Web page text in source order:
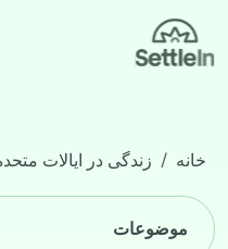
Skip to main content
خانه زندگی در ایالات
مصئونیت (امنیت) منزل
navigation
موضوعات